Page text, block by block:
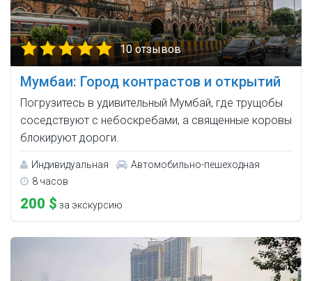
10 отзывов
Мумбаи: Город контрастов и открытий
Погрузитесь в удивительный Мумбай, где трущобы
соседствуют с небоскребами, а священные коровы
блокируют дороги.
Индивидуальная
Автомобильно-пешеходная
8 часов
200 $ за экскурсию